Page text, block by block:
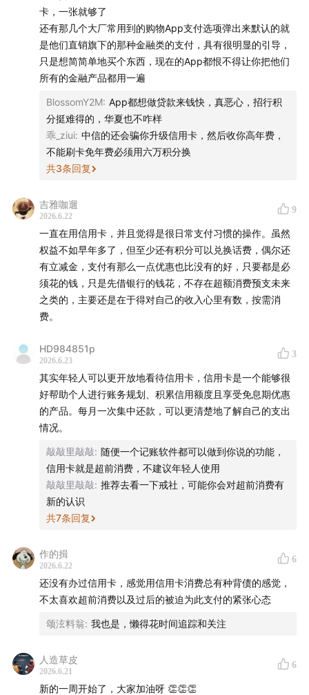
卡，一张就够了
还有那几个大厂常用到的购物App支付选项弹出来默认的就
是他们直销旗下的那种金融类的支付，具有很明显的引导，
只是想简简单地买个东西，现在的App都恨不得让你把他们
所有的金融产品都用一遍
BlossomY2M: App都想做贷款来钱快，真恶心，招行积
分挺难得的，华夏也不咋样
乖_ziui: 中信的还会骗你升级信用卡，然后收你高年费，
不能刷卡免年费必须用六万积分换
共3条回复
吉雅咖遛
2026.6.22
9
一直在用信用卡，并且觉得是很日常支付习惯的操作。虽然
权益不如早年多了，但至少还有积分可以兑换话费，偶尔还
有立减金，支付有那么一点优惠也比没有的好，只要都是必
须花的钱，只是先借银行的钱花，不存在超额消费预支未来
之类的，主要还是在于得对自己的收入心里有数，按需消
费。
HD984851p
2026.6.23
3
其实年轻人可以更开放地看待信用卡，信用卡是一个能够很
好帮助个人进行账务规划、积累信用额度且享受免息期优惠
的产品。每月一次集中还款，可以更清楚地了解自己的支出
情况。
敲敲里敲敲: 随便一个记账软件都可以做到你说的功能，
信用卡就是超前消费，不建议年轻人使用
敲敲里敲敲: 推荐去看一下戒社，可能你会对超前消费有
新的认识
共7条回复
作的揖
2026.6.22
6
还没有办过信用卡，感觉用信用卡消费总有种背债的感觉，
不太喜欢超前消费以及过后的被迫为此支付的紧张心态
颂泫料翁: 我也是，懒得花时间追踪和关注
人造草皮
2026.6.21
6
新的一周开始了，大家加油呀 👏👏👏